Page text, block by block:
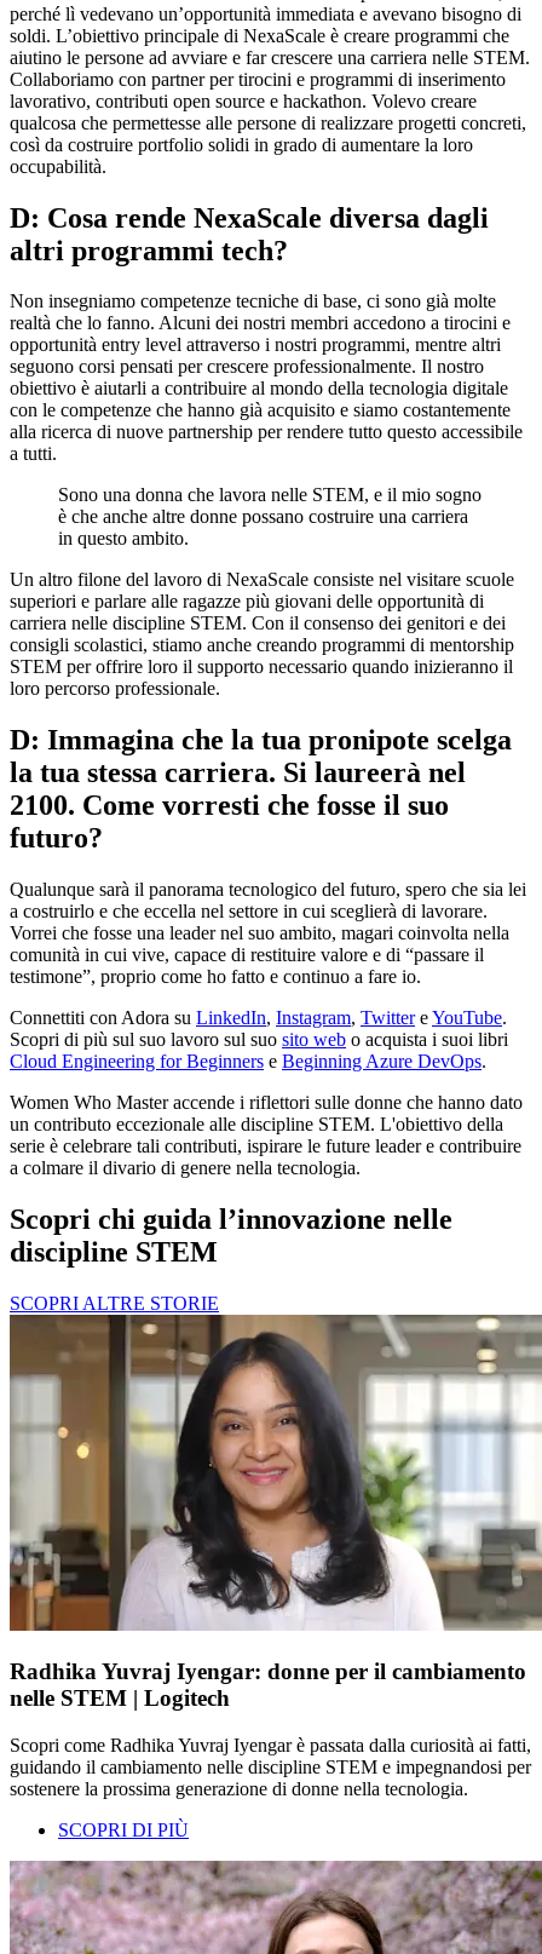
perché lì vedevano un’opportunità immediata e avevano bisogno di
soldi. L’obiettivo principale di NexaScale è creare programmi che
aiutino le persone ad avviare e far crescere una carriera nelle STEM.
Collaboriamo con partner per tirocini e programmi di inserimento
lavorativo, contributi open source e hackathon. Volevo creare
qualcosa che permettesse alle persone di realizzare progetti concreti,
così da costruire portfolio solidi in grado di aumentare la loro
occupabilità.
D: Cosa rende NexaScale diversa dagli
altri programmi tech?
Non insegniamo competenze tecniche di base, ci sono già molte
realtà che lo fanno. Alcuni dei nostri membri accedono a tirocini e
opportunità entry level attraverso i nostri programmi, mentre altri
seguono corsi pensati per crescere professionalmente. Il nostro
obiettivo è aiutarli a contribuire al mondo della tecnologia digitale
con le competenze che hanno già acquisito e siamo costantemente
alla ricerca di nuove partnership per rendere tutto questo accessibile
a tutti.
Sono una donna che lavora nelle STEM, e il mio sogno
è che anche altre donne possano costruire una carriera
in questo ambito.
Un altro filone del lavoro di NexaScale consiste nel visitare scuole
superiori e parlare alle ragazze più giovani delle opportunità di
carriera nelle discipline STEM. Con il consenso dei genitori e dei
consigli scolastici, stiamo anche creando programmi di mentorship
STEM per offrire loro il supporto necessario quando inizieranno il
loro percorso professionale.
D: Immagina che la tua pronipote scelga
la tua stessa carriera. Si laureerà nel
2100. Come vorresti che fosse il suo
futuro?
Qualunque sarà il panorama tecnologico del futuro, spero che sia lei
a costruirlo e che eccella nel settore in cui sceglierà di lavorare.
Vorrei che fosse una leader nel suo ambito, magari coinvolta nella
comunità in cui vive, capace di restituire valore e di “passare il
testimone”, proprio come ho fatto e continuo a fare io.
Connettiti con Adora su LinkedIn, Instagram, TwittereYouTube.
Scopri di più sul suo lavoro sul suo sito web o acquista i suoi libri
Cloud Engineering for Beginners e Beginning Azure DevOps.
Women Who Master accende i riflettori sulle donne che hanno dato
un contributo eccezionale alle discipline STEM. L'obiettivo della
serie è celebrare tali contributi, ispirare le future leader e contribuire
a colmare il divario di genere nella tecnologia.
Scopri chi guida l’innovazione nelle
discipline STEM
SCOPRI ALTRE STORIE
Radhika Yuvraj Iyengar: donne per il cambiamento
nelle STEM | Logitech
Scopri come Radhika Yuvraj Iyengar è passata dalla curiosità ai fatti,
guidando il cambiamento nelle discipline STEM e impegnandosi per
sostenere la prossima generazione di donne nella tecnologia.
SCOPRI DI PIÙ